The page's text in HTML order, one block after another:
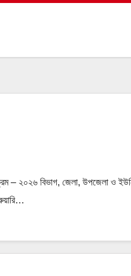
– ২০২৬ বিভাগ, জেলা, উপজেলা ও